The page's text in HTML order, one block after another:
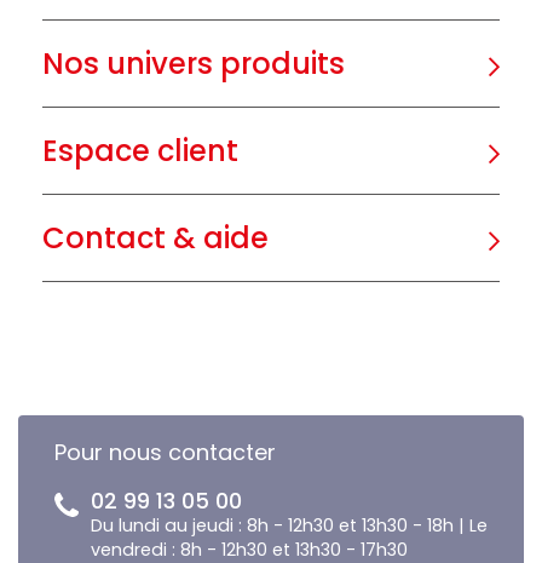
Nos univers produits
Espace client
Contact & aide
Pour nous contacter
02 99 13 05 00
Du lundi au jeudi : 8h - 12h30 et 13h30 - 18h | Le
vendredi : 8h - 12h30 et 13h30 - 17h30